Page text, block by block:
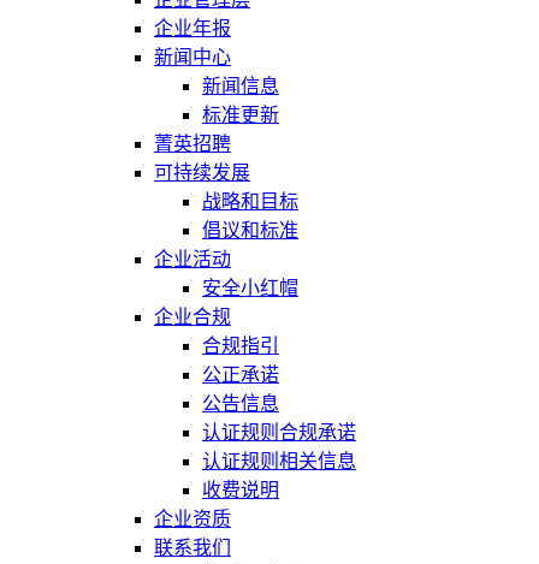
企业年报
新闻中心
新闻信息
标准更新
菁英招聘
可持续发展
战略和目标
倡议和标准
企业活动
安全小红帽
企业合规
合规指引
公正承诺
公告信息
认证规则合规承诺
认证规则相关信息
收费说明
企业资质
联系我们